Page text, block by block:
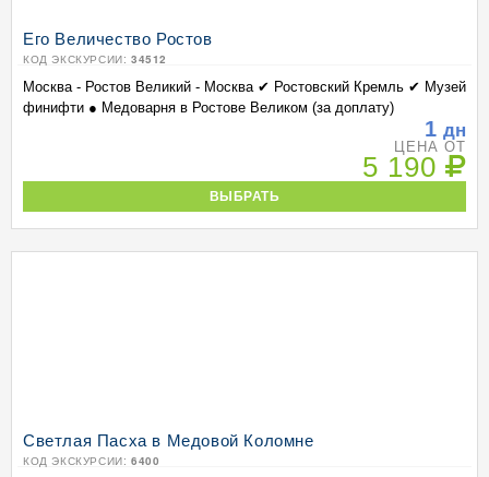
Его Величество Ростов
КОД ЭКСКУРСИИ: 34512
Москва - Ростов Великий - Москва ✔ Ростовский Кремль ✔ Музей
финифти ● Медоварня в Ростове Великом (за доплату)
1 дн
ЦЕНА ОТ
5 190
ВЫБРАТЬ
Светлая Пасха в Медовой Коломне
КОД ЭКСКУРСИИ: 6400